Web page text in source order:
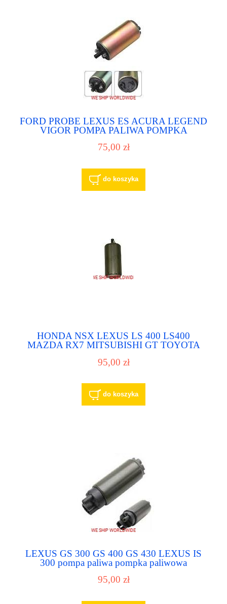
FORD PROBE LEXUS ES ACURA LEGEND
VIGOR POMPA PALIWA POMPKA
75,00 zł
do koszyka
HONDA NSX LEXUS LS 400 LS400
MAZDA RX7 MITSUBISHI GT TOYOTA
pompa paliwa, pompka paliwowa
95,00 zł
do koszyka
LEXUS GS 300 GS 400 GS 430 LEXUS IS
300 pompa paliwa pompka paliwowa
95,00 zł